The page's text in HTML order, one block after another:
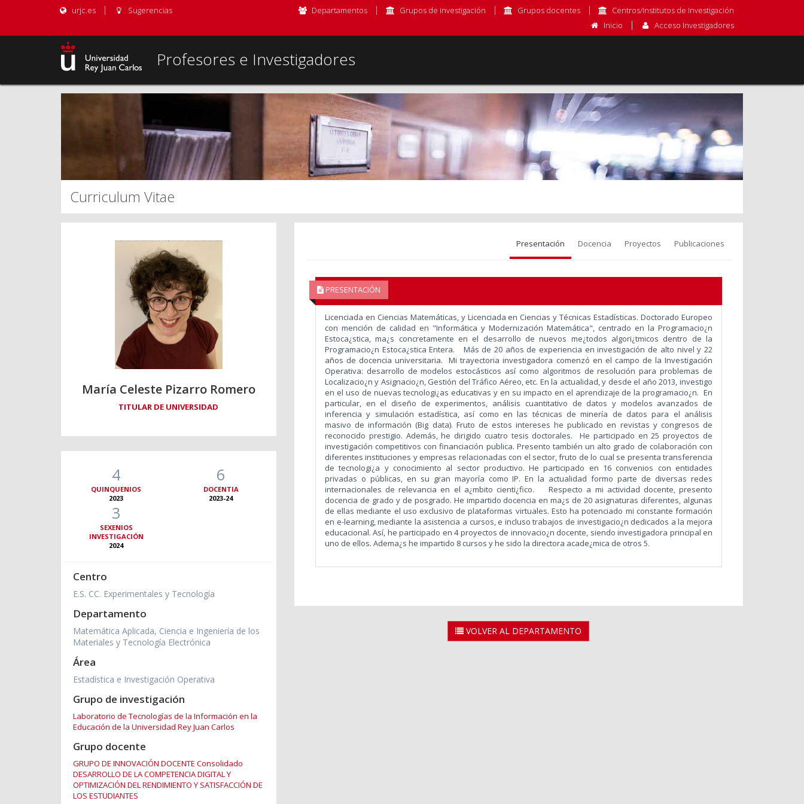
urjc.es Sugerencias Departamentos Grupos de investigación Grupos docentes
Centros/Institutos de Investigación
Inicio
Acceso Investigadores
Profesores e Investigadores
Curriculum Vitae
María Celeste Pizarro Romero
TITULAR DE UNIVERSIDAD
4
QUINQUENIOS
2023
6
DOCENTIA
2023-24
3
SEXENIOS
INVESTIGACIÓN
2024
Centro
E.S. CC. Experimentales y Tecnología
Departamento
Matemática Aplicada, Ciencia e Ingeniería de los
Materiales y Tecnología Electrónica
Área
Estadística e Investigación Operativa
Grupo de investigación
Laboratorio de Tecnologías de la Información en la
Educación de la Universidad Rey Juan Carlos
Grupo docente
GRUPO DE INNOVACIÓN DOCENTE Consolidado
DESARROLLO DE LA COMPETENCIA DIGITAL Y
OPTIMIZACIÓN DEL RENDIMIENTO Y SATISFACCIÓN DE
LOS ESTUDIANTES
Presentación Docencia Proyectos Publicaciones
PRESENTACIÓN
Licenciada en Ciencias Matemáticas, y Licenciada en Ciencias y Técnicas Estadísticas. Doctorado Europeo
con mención de calidad en "Informática y Modernización Matemática", centrado en la Programacio¿n
Estoca¿stica, ma¿s concretamente en el desarrollo de nuevos me¿todos algori¿tmicos dentro de la
Programacio¿n Estoca¿stica Entera. Más de 20 años de experiencia en investigación de alto nivel y 22
años de docencia universitaria. Mi trayectoria investigadora comenzó en el campo de la Investigación
Operativa: desarrollo de modelos estocásticos así como algoritmos de resolución para problemas de
Localizacio¿n y Asignacio¿n, Gestión del Tráfico Aéreo, etc. En la actualidad, y desde el año 2013, investigo
en el uso de nuevas tecnologi¿as educativas y en su impacto en el aprendizaje de la programacio¿n. En
particular, en el diseño de experimentos, análisis cuantitativo de datos y modelos avanzados de
inferencia y simulación estadística, así como en las técnicas de minería de datos para el análisis
masivo de información (Big data). Fruto de estos intereses he publicado en revistas y congresos de
reconocido prestigio. Además, he dirigido cuatro tesis doctorales.He participado en 25 proyectos de
investigación competitivos con financiación publica. Presento también un alto grado de colaboración con
diferentes instituciones y empresas relacionadas con el sector, fruto de lo cual se presenta transferencia
de tecnologi¿a y conocimiento al sector productivo. He participado en 16 convenios con entidades
privadas o públicas, en su gran mayoría como IP. En la actualidad formo parte de diversas redes
internacionales de relevancia en el a¿mbito cienti¿fico.Respecto a mi actividad docente, presento
docencia de grado y de posgrado. He impartido docencia en ma¿s de 20 asignaturas diferentes, algunas
de ellas mediante el uso exclusivo de plataformas virtuales. Esto ha potenciado mi constante formación
en e-learning, mediante la asistencia a cursos, e incluso trabajos de investigacio¿n dedicados a la mejora
educacional. Así, he participado en 4 proyectos de innovacio¿n docente, siendo investigadora principal en
uno de ellos. Adema¿s he impartido 8 cursos y he sido la directora acade¿mica de otros 5.
VOLVER AL DEPARTAMENTO